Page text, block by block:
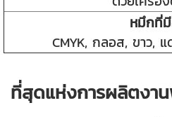
หมึกที่
CMYK, กลอส, ขาว,
ที่สุดแห่งการผลิตงา